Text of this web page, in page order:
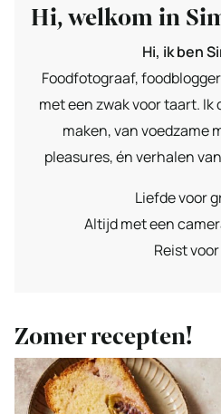
Hi, welkom in
Hi, ik ben
Foodfotograaf,
met een zwak voor taart. Ik
maken, van voedzame
pleasures, én verhalen
Liefde voor
Altijd met een
Reist
Zomer recepten!